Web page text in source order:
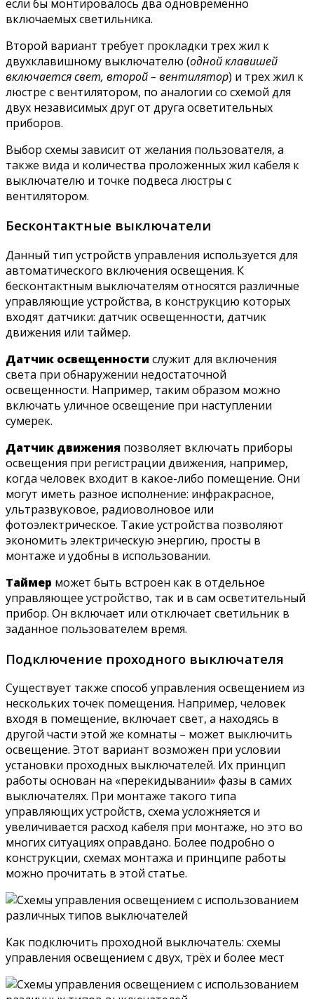
если бы монтировалось два одновременно
включаемых светильника.
Второй вариант требует прокладки трех жил к
двухклавишному выключателю (одной клавишей
включается свет, второй – вентилятор) и трех жил к
люстре с вентилятором, по аналогии со схемой для
двух независимых друг от друга осветительных
приборов.
Выбор схемы зависит от желания пользователя, а
также вида и количества проложенных жил кабеля к
выключателю и точке подвеса люстры с
вентилятором.
Бесконтактные выключатели
Данный тип устройств управления используется для
автоматического включения освещения. К
бесконтактным выключателям относятся различные
управляющие устройства, в конструкцию которых
входят датчики: датчик освещенности, датчик
движения или таймер.
Датчик освещенности служит для включения
света при обнаружении недостаточной
освещенности. Например, таким образом можно
включать уличное освещение при наступлении
сумерек.
Датчик движения позволяет включать приборы
освещения при регистрации движения, например,
когда человек входит в какое-либо помещение. Они
могут иметь разное исполнение: инфракрасное,
ультразвуковое, радиоволновое или
фотоэлектрическое. Такие устройства позволяют
экономить электрическую энергию, просты в
монтаже и удобны в использовании.
Таймер может быть встроен как в отдельное
управляющее устройство, так и в сам осветительный
прибор. Он включает или отключает светильник в
заданное пользователем время.
Подключение проходного выключателя
Существует также способ управления освещением из
нескольких точек помещения. Например, человек
входя в помещение, включает свет, а находясь в
другой части этой же комнаты – может выключить
освещение. Этот вариант возможен при условии
установки проходных выключателей. Их принцип
работы основан на «перекидывании» фазы в самих
выключателях. При монтаже такого типа
управляющих устройств, схема усложняется и
увеличивается расход кабеля при монтаже, но это во
многих ситуациях оправдано. Более подробно о
конструкции, схемах монтажа и принципе работы
можно прочитать в этой статье.
Как подключить проходной выключатель: схемы
управления освещением с двух, трёх и более мест